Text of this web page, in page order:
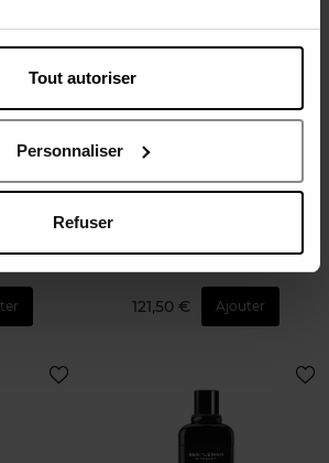
Tout autoriser
Personnaliser
Refuser
COFFRET GENTLEMAN
Coffret
121,50 € Ajouter